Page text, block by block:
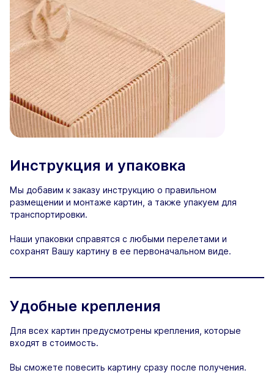
Инструкция и упаковка
Мы добавим к заказу инструкцию о правильном
размещении и монтаже картин, а также упакуем для
транспортировки.
Наши упаковки справятся с любыми перелетами и
сохранят Вашу картину в ее первоначальном виде.
Удобные крепления
Для всех картин предусмотрены крепления, которые
входят в стоимость.
Вы сможете повесить картину сразу после получения.